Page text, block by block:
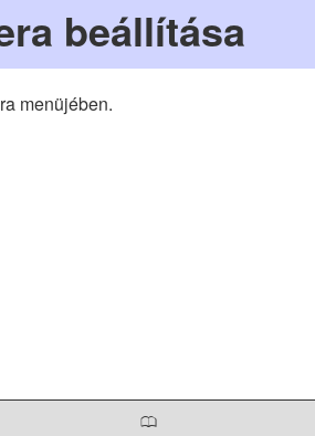
beállítása
menüjében.
0